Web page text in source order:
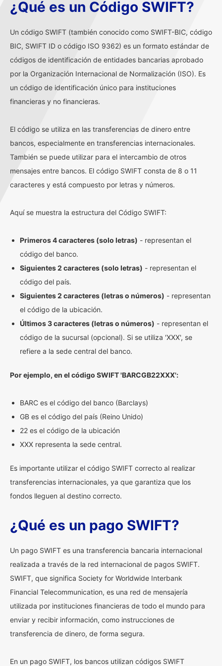
¿Qué es un Código SWIFT?
Un código SWIFT (también conocido como SWIFT-BIC, código
BIC, SWIFT ID o código ISO 9362) es un formato estándar de
códigos de identificación de entidades bancarias aprobado
por la Organización Internacional de Normalización (ISO). Es
un código de identificación único para instituciones
financieras y no financieras.
El código se utiliza en las transferencias de dinero entre
bancos, especialmente en transferencias internacionales.
También se puede utilizar para el intercambio de otros
mensajes entre bancos. El código SWIFT consta de 8 o 11
caracteres y está compuesto por letras y números.
Aquí se muestra la estructura del Código SWIFT:
Primeros 4 caracteres (solo letras) - representan el
código del banco.
Siguientes 2 caracteres (solo letras) - representan el
código del país.
Siguientes 2 caracteres (letras o números) - representan
el código de la ubicación.
Últimos 3 caracteres (letras o números) - representan el
código de la sucursal (opcional). Si se utiliza 'XXX', se
refiere a la sede central del banco.
Por ejemplo, en el código SWIFT 'BARCGB22XXX':
BARC es el código del banco (Barclays)
GB es el código del país (Reino Unido)
22 es el código de la ubicación
XXX representa la sede central.
Es importante utilizar el código SWIFT correcto al realizar
transferencias internacionales, ya que garantiza que los
fondos lleguen al destino correcto.
¿Qué es un pago SWIFT?
Un pago SWIFT es una transferencia bancaria internacional
realizada a través de la red internacional de pagos SWIFT.
SWIFT, que significa Society for Worldwide Interbank
Financial Telecommunication, es una red de mensajería
utilizada por instituciones financieras de todo el mundo para
enviar y recibir información, como instrucciones de
transferencia de dinero, de forma segura.
En un pago SWIFT, los bancos utilizan códigos SWIFT